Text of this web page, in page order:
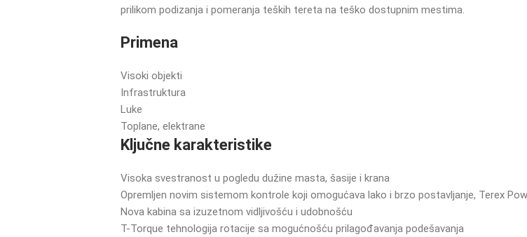
prilikom podizanja i pomeranja teških tereta na teško dostupnim mestima.
Primena
Visoki objekti
Infrastruktura
Luke
Toplane, elektrane
Ključne karakteristike
Visoka svestranost u pogledu dužine masta, šasije i krana
Opremljen novim sistemom kontrole koji omogućava lako i brzo postavljanje, Terex
Nova kabina sa izuzetnom vidljivošću i udobnošću
T-Torque tehnologija rotacije sa mogućnošću prilagođavanja podešavanja